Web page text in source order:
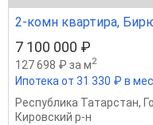
2-комн квартира,
7 100 000 ₽
127 698 ₽ за м2
Ипотека от 31 330 ₽ в
Республика Татарстан,
Кировский р-н